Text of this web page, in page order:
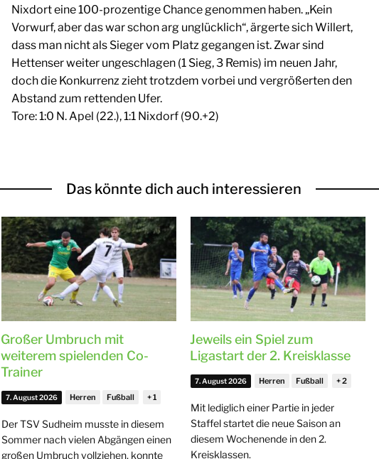
Nixdort eine 100-prozentige Chance genommen haben. „Kein
Vorwurf, aber das war schon arg unglücklich“, ärgerte sich Willert,
dass man nicht als Sieger vom Platz gegangen ist. Zwar sind
Hettenser weiter ungeschlagen (1 Sieg, 3 Remis) im neuen Jahr,
doch die Konkurrenz zieht trotzdem vorbei und vergrößerten den
Abstand zum rettenden Ufer.
Tore: 1:0 N. Apel (22.), 1:1 Nixdorf (90.+2)
Das könnte dich auch interessieren
Großer Umbruch mit
weiterem spielenden Co-
Trainer
7. August 2026 Herren Fußball
Der TSV Sudheim musste in diesem
Sommer nach vielen Abgängen einen
großen Umbruch vollziehen, konnte
Jeweils ein Spiel zum
Ligastart der 2. Kreisklasse
7. August 2026 Herren Fußball
Mit lediglich einer Partie in jeder
Staffel startet die neue Saison an
diesem Wochenende in den 2.
Kreisklassen.